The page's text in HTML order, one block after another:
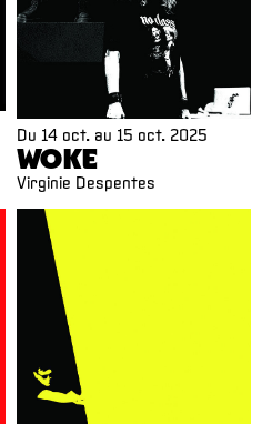
Du 14 oct.au 15 oct. 2025
WOKE
Virginie Despentes